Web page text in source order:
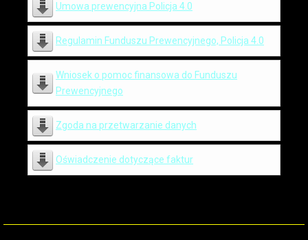
Umowa prewencyjna Policja 4.0
Regulamin Funduszu Prewencyjnego, Policja 4.0
Wniosek o pomoc finansowa do Funduszu
Prewencyjnego
Zgoda na przetwarzanie danych
Oświadczenie dotyczące faktur